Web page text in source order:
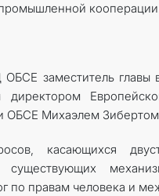
заместитель главы
директором
ОБСЕ Михаэлем
касающихся
существующих
по правам человека и